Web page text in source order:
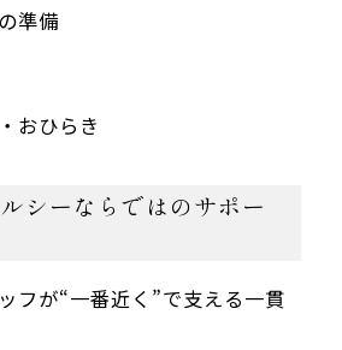
準備
おひらき
ルシーならではのサポー
フが“一番近く”で支える一貫